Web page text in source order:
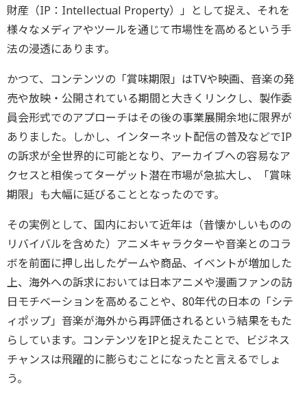
財産（IP：Intellectual Property）」として捉え、それを
様々なメディアやツールを通じて市場性を高めるという手
法の浸透にあります。
かつて、コンテンツの「賞味期限」はTVや映画、音楽の発
売や放映・公開されている期間と大きくリンクし、製作委
員会形式でのアプローチはその後の事業展開余地に限界が
ありました。しかし、インターネット配信の普及などでIP
の訴求が全世界的に可能となり、アーカイブへの容易なア
クセスと相俟ってターゲット潜在市場が急拡大し、「賞味
期限」も大幅に延びることとなったのです。
その実例として、国内において近年は（昔懐かしいものの
リバイバルを含めた）アニメキャラクターや音楽とのコラ
ボを前面に押し出したゲームや商品、イベントが増加した
上、海外への訴求においては日本アニメや漫画ファンの訪
日モチベーションを高めることや、80年代の日本の「シテ
ィポップ」音楽が海外から再評価されるという結果をもた
らしています。コンテンツをIPと捉えたことで、ビジネス
チャンスは飛躍的に膨らむことになったと言えるでしょ
う。